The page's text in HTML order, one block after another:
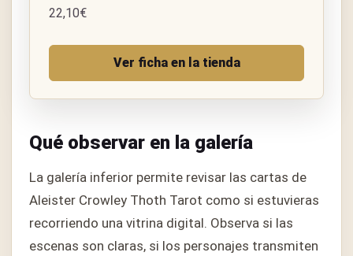
22,10€
Ver ficha en la tienda
Qué observar en la galería
La galería inferior permite revisar las cartas de
Aleister Crowley Thoth Tarot como si estuvieras
recorriendo una vitrina digital. Observa si las
escenas son claras, si los personajes transmiten